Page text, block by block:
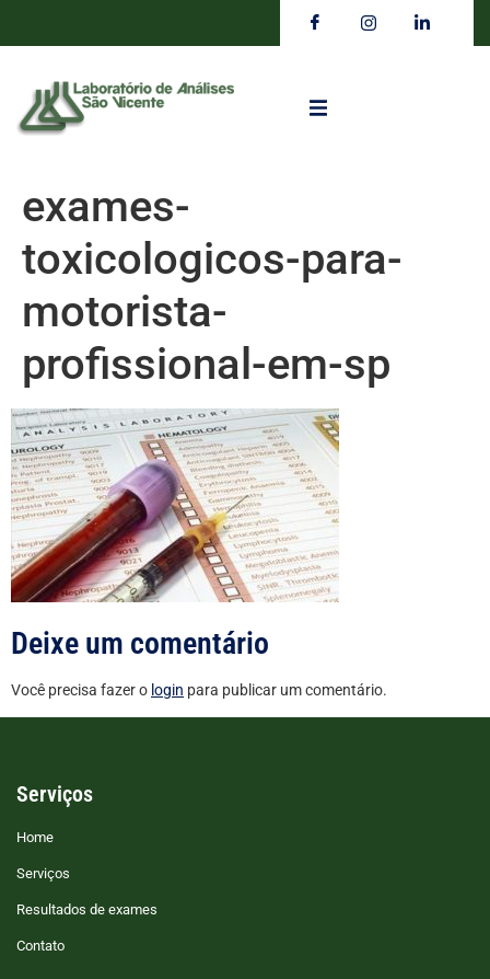
exames-
toxicologicos-para-
motorista-
profissional-em-sp
Deixe um comentário
Você precisa fazer o login para publicar um comentário.
Serviços
Home
Serviços
Resultados de exames
Contato